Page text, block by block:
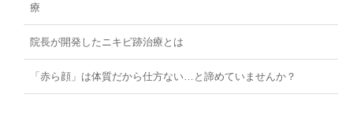
療
院長が開発したニキビ跡治療とは
「赤ら顔」は体質だから仕方ない…と諦めていませんか？